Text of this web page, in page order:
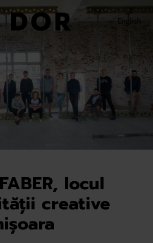
English
locul
creative